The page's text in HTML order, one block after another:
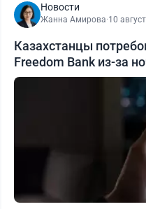
Новости
Жанна Амирова·10
Казахстанцы
Freedom Bank из-за